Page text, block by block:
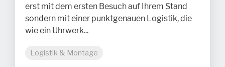
erst mit dem ersten Besuch auf Ihrem Stand
sondern mit einer punktgenauen Logistik, die
wie ein Uhrwerk...
Logistik & Montage